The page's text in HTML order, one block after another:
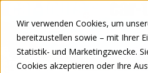
Wir verwenden Cookies, um
bereitzustellen sowie – mit Ihrer
Statistik- und Marketingzwecke.
Cookies akzeptieren oder Ihre
DEFR
Open menu